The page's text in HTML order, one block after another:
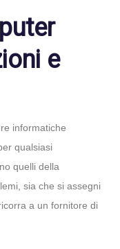
e
informatiche
qualsiasi
quelli della
sia che si assegni
a un fornitore di